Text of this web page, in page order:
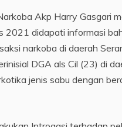
Akp Harry Gasgari
2021 didapati informasi
narkoba di daerah
DGA als Cil (23) di
jenis sabu dengan